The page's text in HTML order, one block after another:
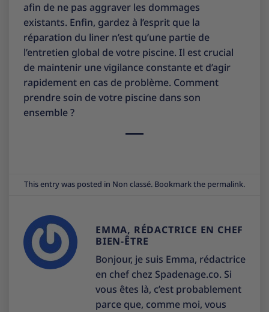
afin de ne pas aggraver les dommages
existants. Enfin, gardez à l’esprit que la
réparation du liner n’est qu’une partie de
l’entretien global de votre piscine. Il est crucial
de maintenir une vigilance constante et d’agir
rapidement en cas de problème. Comment
prendre soin de votre piscine dans son
ensemble ?
This entry was posted in Non classé. Bookmark the permalink.
EMMA, RÉDACTRICE EN CHEF
BIEN-ÊTRE
Bonjour, je suis Emma, rédactrice
en chef chez Spadenage.co. Si
vous êtes là, c’est probablement
parce que, comme moi, vous